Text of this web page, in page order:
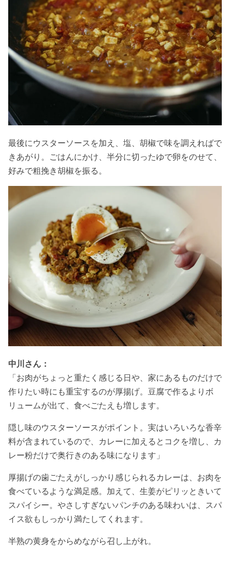
最後にウスターソースを加え、塩、胡椒で味を調えればで
きあがり。ごはんにかけ、半分に切ったゆで卵をのせて、
好みで粗挽き胡椒を振る。
中川さん：
「お肉がちょっと重たく感じる日や、家にあるものだけで
作りたい時にも重宝するのが厚揚げ。豆腐で作るよりボ
リュームが出て、食べごたえも増します。
隠し味のウスターソースがポイント。実はいろいろな香辛
料が含まれているので、カレーに加えるとコクを増し、カ
レー粉だけで奥行きのある味になります」
厚揚げの歯ごたえがしっかり感じられるカレーは、お肉を
食べているような満足感。加えて、生姜がピリッときいて
スパイシー。やさしすぎないパンチのある味わいは、スパ
イス欲もしっかり満たしてくれます。
半熟の黄身をからめながら召し上がれ。